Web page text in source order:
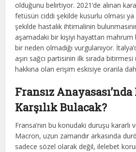
olduğunu belirtiyor. 2021’de alınan
fetüsün ciddi şekilde kusurlu olması
şekilde hastalık ihtimalinin
aşamadaki bir kişiyi hayattan mahrum
bir neden olmadığı vurgulanıyor.
aşırı sağcı partisinin ilk sırada
hakkına olan erişim eskisiye oranla
Fransız
Karşılık Bulacak?
Fransa’nın bu konudaki duruşu
Macron, uzun zamandır arkasında
sadece sözel olarak değil, ilelebet